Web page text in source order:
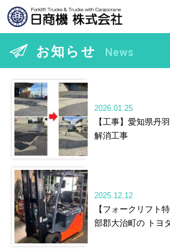
お知らせ News
2026.01.25
【工事】愛知県丹
解消工事
2025.12.12
【フォークリフト
部郡大治町の トヨ